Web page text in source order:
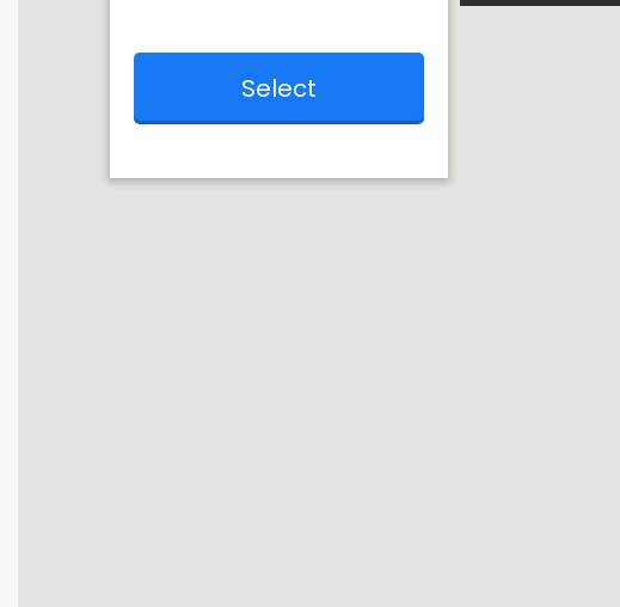
Bangladesh
Bhutan
Cambodia
Colombia
Hong Kong
Select